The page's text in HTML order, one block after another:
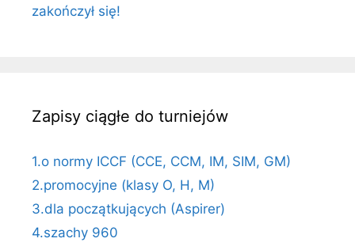
zakończył się!
Zapisy ciągłe do turniejów
1.o normy ICCF (CCE, CCM, IM, SIM, GM)
2.promocyjne (klasy O, H, M)
3.dla początkujących (Aspirer)
4.szachy 960